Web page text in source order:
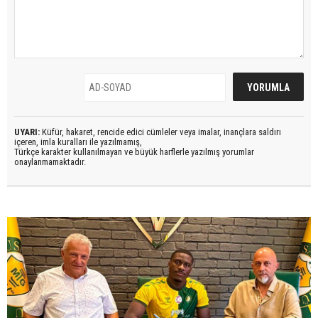
UYARI: Küfür, hakaret, rencide edici cümleler veya imalar, inançlara saldırı
içeren, imla kuralları ile yazılmamış,
Türkçe karakter kullanılmayan ve büyük harflerle yazılmış yorumlar
onaylanmamaktadır.